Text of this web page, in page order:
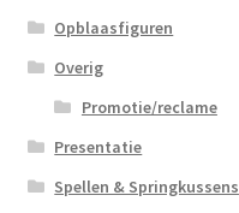
Opblaasfiguren
Overig
Promotie/reclame
Presentatie
Spellen & Springkussens